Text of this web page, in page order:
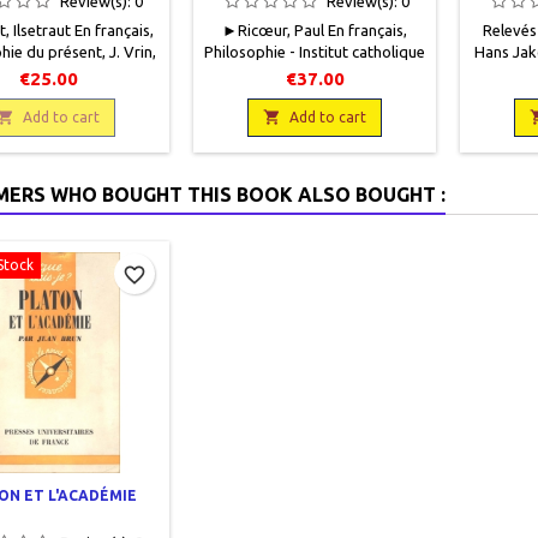
Ilsetraut En français,
du présent, J. Vrin,
x 18, 452 pages,
Neuf. 9782711625697
€25.00
Add to cart
►Ricœ ur, Paul En français,
Philosophie - Institut catholique
de Paris 16, Beauchesne
Editeur, 1995, 13,5 x 21,5, VIII +
346 pages, broché. Neuf,
9782701013251
€37.00
 Add to cart
TEMPLE
Hans
pages
texte,
WHO BOUGHT THIS BOOK ALSO BOUGHT :
ET L'ACADÉMIE
favorite_border